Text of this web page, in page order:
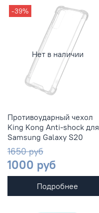
Нет в наличии
-39%
Противоударный чехол
King Kong Anti-shock для
Samsung Galaxy S20
1650 руб
1000 руб
Подробнее